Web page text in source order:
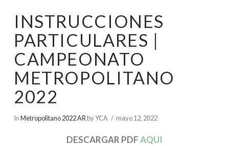
ESCUELA RECREATIVA 2026
CLUB
ARGENTINO
INSTRUCCIONES
PARTICULARES |
CAMPEONATO
METROPOLITANO
2022
InMetropolitano 2022 AR by YCA mayo 12, 2022
DESCARGAR PDFAQUI